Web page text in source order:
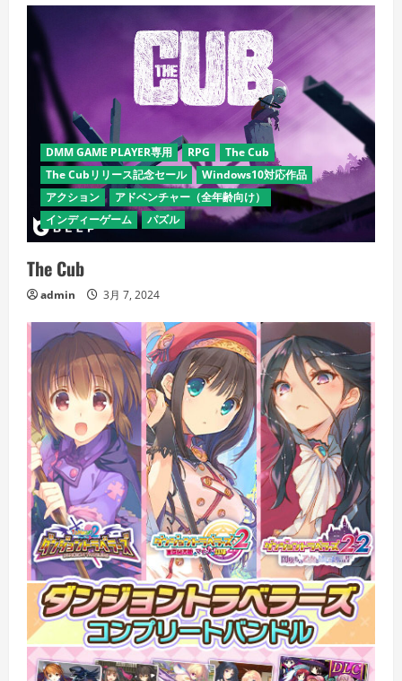
DMM GAME PLAYER専用 RPG
The Cub
The Cubリリース記念セール
Windows10対応作品
アクション
アドベンチャー（全年齢向け）
インディーゲーム
パズル
The Cub
admin 3月 7, 2024